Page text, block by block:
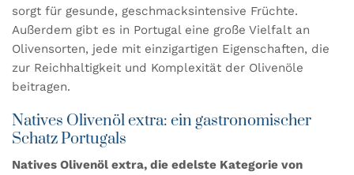
sorgt für gesunde, geschmacksintensive Früchte.
Außerdem gibt es in Portugal eine große Vielfalt an
Olivensorten, jede mit einzigartigen Eigenschaften, die
zur Reichhaltigkeit und Komplexität der Olivenöle
beitragen.
Natives Olivenöl extra: ein gastronomischer
Schatz Portugals
Natives Olivenöl extra, die edelste Kategorie von